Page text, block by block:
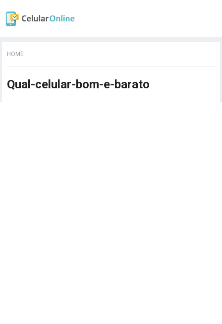
HOME
Qual-celular-bom-e-barato